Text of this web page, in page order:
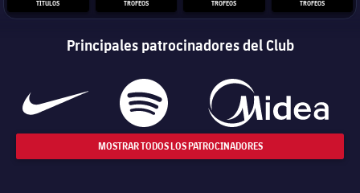
TÍTULOS TROFEOS TROFEOS TROFEOS
Principales patrocinadores del Club
MOSTRAR TODOS LOS PATROCINADORES